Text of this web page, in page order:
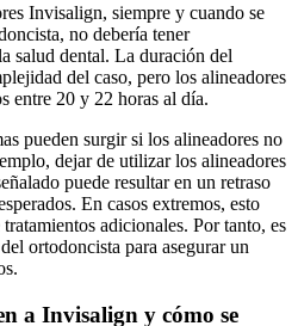
Invisalign, siempre y cuando se
no debería tener
salud dental. La duración del
del caso, pero los alineadores
entre 20 y 22 horas al día.
pueden surgir si los alineadores no
dejar de utilizar los alineadores
puede resultar en un retraso
En casos extremos, esto
adicionales. Por tanto, es
ortodoncista para asegurar un
a Invisalign y cómo se